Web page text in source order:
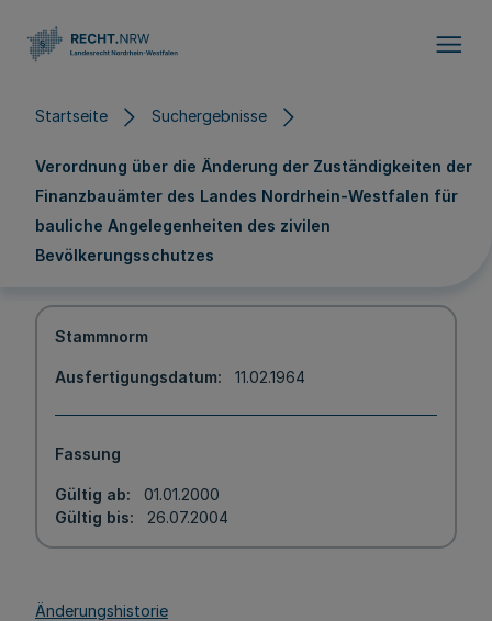
Startseite Suchergebnisse
Verordnung über die Änderung der Zuständigkeiten der
Finanzbauämter des Landes Nordrhein-Westfalen für
bauliche Angelegenheiten des zivilen
Bevölkerungsschutzes
Stammnorm
Ausfertigungsdatum 11.02.1964
Fassung
Gültig ab
01.01.2000
Gültig bis
26.07.2004
Änderungshistorie